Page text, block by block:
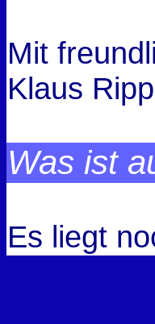
Mit
Klaus Ripp
Was ist
Es liegt